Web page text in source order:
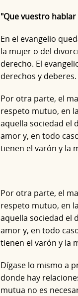
"Que vuestro hablar
En el evangelio
la mujer o del
derecho. El
derechos y deberes.
Por otra parte, el
respeto mutuo, en
aquella sociedad el
amor y, en todo
tienen el varón y la
Por otra parte, el
respeto mutuo, en
aquella sociedad el
amor y, en todo
tienen el varón y la
Dígase lo mismo a
donde hay
mutua no es